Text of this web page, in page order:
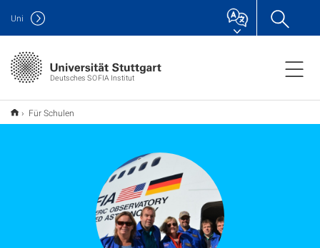
Deutsches SOFIA Institut
Uni
Für Schulen